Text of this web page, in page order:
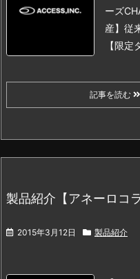
ーズ
産】従
【限定
記事を読む
製品紹介【アネーロコ
2015年3月12日 製品紹介